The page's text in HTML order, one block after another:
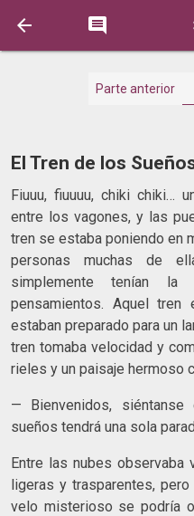
 
Parte anterior
El Tren de los
Fiuuu, fiuuuu, chiki chiki…
entre los vagones, y las
tren se estaba poniendo en
personas muchas de
simplemente tenían
pensamientos. Aquel
estaban preparado para un
tren tomaba velocidad y
rieles y un paisaje hermoso
— Bienvenidos,
sueños tendrá una sola
Entre las nubes observaba
ligeras y trasparentes, pero
velo misterioso se podría